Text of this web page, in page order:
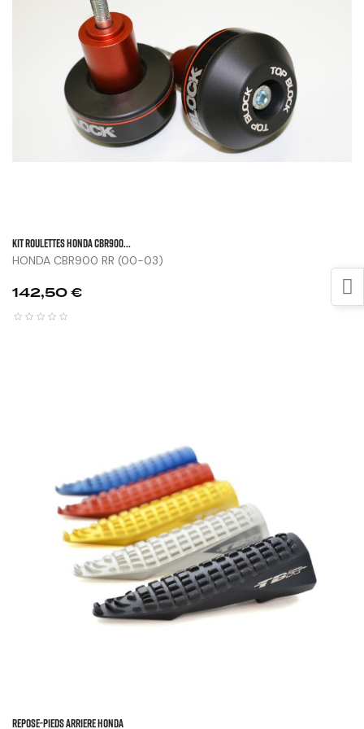
KIT ROULETTES HONDA CBR900...
HONDA CBR900 RR (00-03)
Prix
142,50 €
REPOSE-PIEDS ARRIERE HONDA